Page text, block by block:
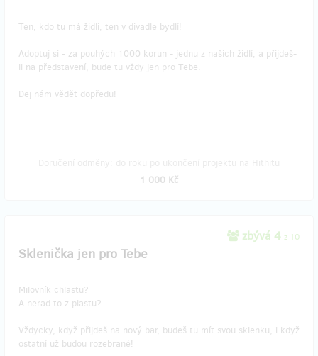
Ten, kdo tu má židli, ten v divadle bydlí!
Adoptuj si - za pouhých 1000 korun - jednu z našich židlí, a přijdeš-
li na představení, bude tu vždy jen pro Tebe.
Dej nám vědět dopředu!
1 000 Kč
zbývá 4 z 10
Sklenička jen pro Tebe
Milovník chlastu?
A nerad to z plastu?
Vždycky, když přijdeš na nový bar, budeš tu mít svou sklenku, i když
ostatní už budou rozebrané!